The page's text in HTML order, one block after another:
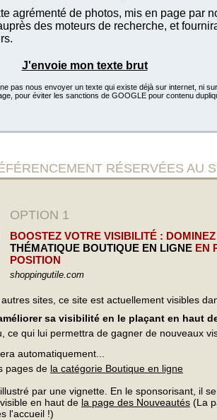
agrémenté de photos, mis en page par
des moteurs de recherche, et
J'envoie mon texte brut
pas nous envoyer un texte qui existe déjà sur internet, ni
pour éviter les sanctions de GOOGLE pour contenu
RÉSERVÉES AU
OPTION 1
BOOSTEZ VOTRE VISIBILITÉ :
THÉMATIQUE BOUTIQUE EN LIGNE EN
POSITION
shoppingutile.com
sites, ce site est actuellement visibles
sa visibilité en le plaçant en haut
ce qui lui permettra de gagner de nouveaux
automatiquement...
pages de la catégorie Boutique en ligne
par une vignette. En le sponsorisant, il
en haut de la page des Nouveautés (La
l'accueil !)